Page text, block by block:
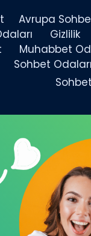
Avrupa
Gizlilik
Muhabbet
Sohbet Odaları
Sohbet